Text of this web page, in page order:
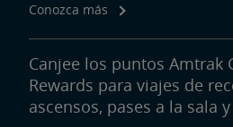
Conozca más
Canjee los puntos Amtrak
Rewards para viajes de
ascensos, pases a la sala